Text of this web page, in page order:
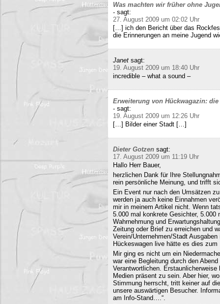
Was machten wir früher ohne
- sagt:
27. August 2009 um 02:02 Uhr
[…] ich den Bericht über das
die Erinnerungen an meine Jugend
Janet sagt:
19. August 2009 um 18:40 Uhr
incredible – what a sound –
Erweiterung von Hückwagazin:
- sagt:
19. August 2009 um 12:26 Uhr
[…] Bilder einer Stadt […]
Dieter Gotzen sagt:
17. August 2009 um 11:19 Uhr
Hallo Herr Bauer,
herzlichen Dank für Ihre
rein persönliche Meinung, und trifft
Ein Event nur nach den Umsätzen
werden ja auch keine Einnahmen
mir in meinem Artikel nicht. Wenn
5.000 mal konkrete Gesichter, 5.000
Wahrnehmung und
Zeitung oder Brief zu erreichen und
Verein/Unternehmen/Stadt
Hückeswagen live hätte es dies zum
Mir ging es nicht um ein
war eine Begleitung durch den
Verantwortlichen.
Medien präsent zu sein. Aber hier,
Stimmung herrscht, tritt keiner auf
unsere auswärtigen Besucher.
am Info-Stand….“.